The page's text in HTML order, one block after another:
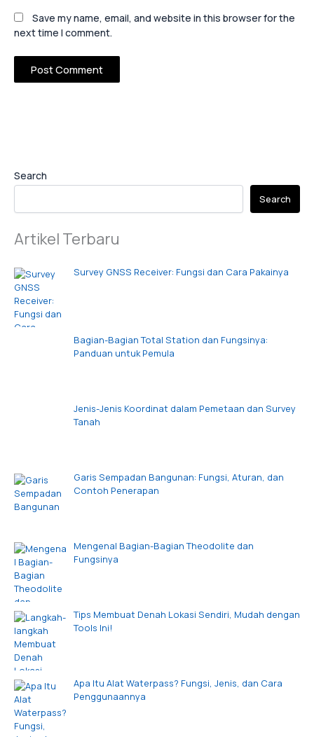
Search
Search
Artikel Terbaru
Survey GNSS Receiver: Fungsi dan Cara Pakainya
Bagian-Bagian Total Station dan Fungsinya:
Panduan untuk Pemula
Jenis-Jenis Koordinat dalam Pemetaan dan Survey
Tanah
Garis Sempadan Bangunan: Fungsi, Aturan, dan
Contoh Penerapan
Mengenal Bagian-Bagian Theodolite dan
Fungsinya
Tips Membuat Denah Lokasi Sendiri, Mudah dengan
Tools Ini!
Apa Itu Alat Waterpass? Fungsi, Jenis, dan Cara
Penggunaannya
Save my name, email, and website in this browser for the
next time I comment.